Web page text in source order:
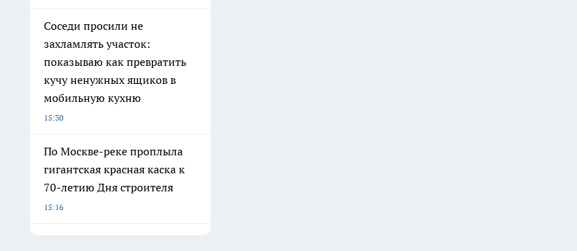
Соседи просили не
захламлять участок:
показываю как превратить
кучу ненужных ящиков в
мобильную кухню
15:30
По Москве-реке проплыла
гигантская красная каска к
70-летию Дня строителя
15:16